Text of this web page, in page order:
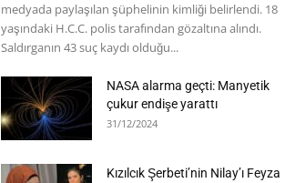
medyada paylaşılan şüphelinin kimliği belirlendi. 18
yaşındaki H.C.C. polis tarafından gözaltına alındı.
Saldırganın 43 suç kaydı olduğu...
NASA alarma geçti: Manyetik
çukur endişe yarattı
31/12/2024
Kızılcık Şerbeti’nin Nilay’ı Feyza